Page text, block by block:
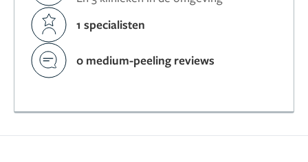
1 specialisten
0 medium-peeling reviews